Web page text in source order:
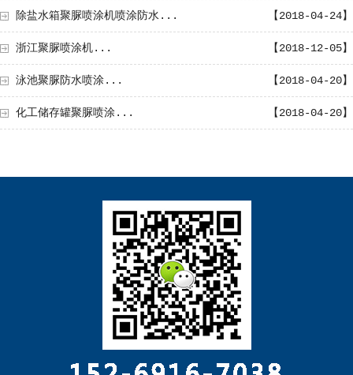
【2018-04-24】
除盐水箱聚脲喷涂机喷涂防水...
【2018-12-05】
浙江聚脲喷涂机...
【2018-04-20】
泳池聚脲防水喷涂...
【2018-04-20】
化工储存罐聚脲喷涂...